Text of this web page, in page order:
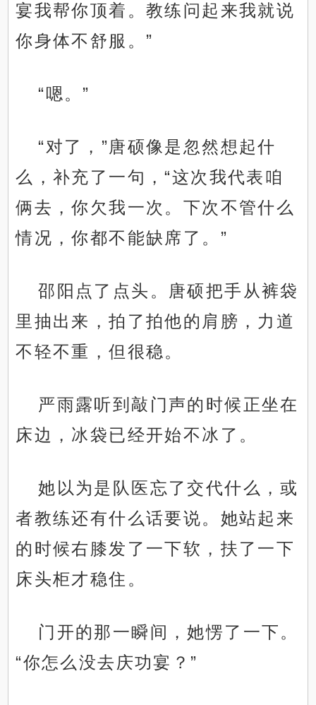
宴我帮你顶着。教练问起来我就说
你身体不舒服。”
“嗯。”
“对了，”唐硕像是忽然想起什
么，补充了一句，“这次我代表咱
俩去，你欠我一次。下次不管什么
情况，你都不能缺席了。”
邵阳点了点头。唐硕把手从裤袋
里抽出来，拍了拍他的肩膀，力道
不轻不重，但很稳。
严雨露听到敲门声的时候正坐在
床边，冰袋已经开始不冰了。
她以为是队医忘了交代什么，或
者教练还有什么话要说。她站起来
的时候右膝发了一下软，扶了一下
床头柜才稳住。
门开的那一瞬间，她愣了一下。
“你怎么没去庆功宴？”